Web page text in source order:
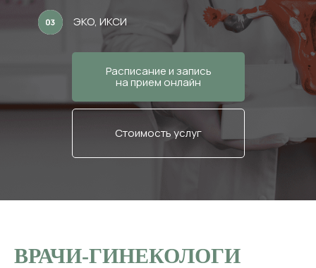
ЭКО, ИКСИ
Расписание и запись
на прием онлайн
Стоимость услуг
ВРАЧИ-ГИНЕКОЛОГИ